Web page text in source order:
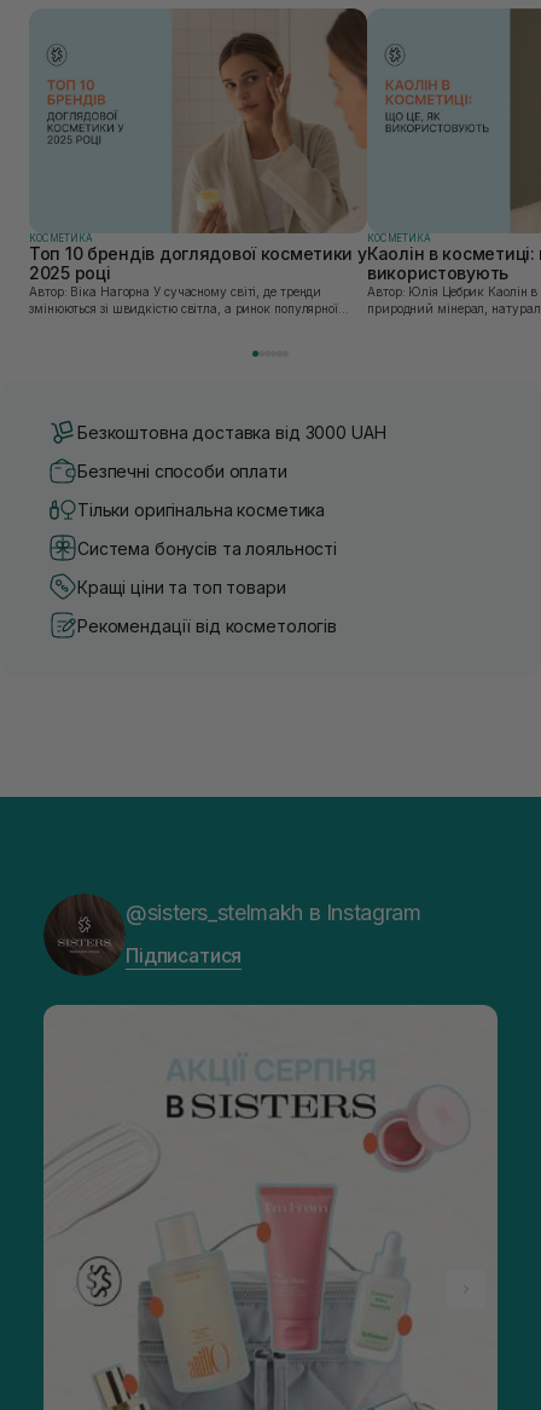
КОСМЕТИКА
Топ 10 брендів доглядової косметики у
2025 році
Автор: Віка Нагорна У сучасному світі, де тренди
змінюються зі швидкістю світла, а ринок популярної
КОСМЕТИКА
Каолін в
використовують
Автор: Юлія Цебрик Каолін в косметології – це
природний мінерал,
Безкоштовна доставка від 3000 UAH
Безпечні способи оплати
Тільки оригінальна косметика
Система бонусів та лояльності
Кращі ціни та топ товари
Рекомендації від косметологів
@sisters_stelmakh в Instagram
Підписатися